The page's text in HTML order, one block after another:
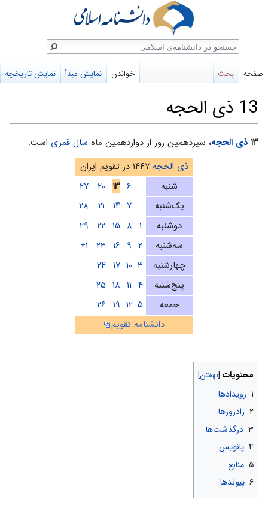
13 ذی الحجه
پرش
پرش
۱۳ ذی الحجه، سیزدهمین روز از دوازدهمین ماه سال قمری است.
ذی الحجه ۱۴۴۷ در تقویم ایران
شنبه
۶ ۱۳ ۲۰
۲۷
یک‌شنبه
۷ ۱۴ ۲۱
۲۸
دوشنبه
۱ ۸ ۱۵ ۲۲
۲۹
سه‌شنبه
۲ ۹ ۱۶ ۲۳
۱+
چهارشنبه
۳ ۱۰ ۱۷ ۲۴
پنج‌شنبه
۴ ۱۱ ۱۸ ۲۵
جمعه
۵ ۱۲ ۱۹ ۲۶
دانشنامه تقویم
محتویات
۱ رویدادها
۲ زادروزها
۳ درگذشت‌ها
۴ پانویس
۵ منابع
۶ پیوندها
صفحه بحث خواندن نمایش مبدأ نمایش تاریخچه
جستجو